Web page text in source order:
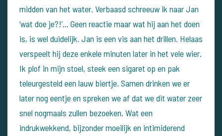
midden van het water. Verbaasd schreeuw ik naar Jan
‘wat doe je?!’… Geen reactie maar wat hij aan het doen
is, is wel duidelijk. Jan is een vis aan het drillen. Helaas
verspeelt hij deze enkele minuten later in het vele wier.
Ik plof in mijn stoel, steek een sigaret op en pak
teleurgesteld een lauw biertje. Samen drinken we er
later nog eentje en spreken we af dat we dit water zeer
snel nogmaals zullen bezoeken. Wat een
indrukwekkend, bijzonder moeilijk en intimiderend